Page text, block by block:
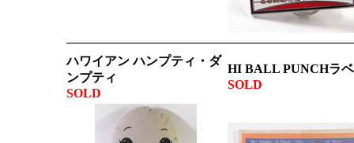
ハワイアン ハンプティ・ダ
ンプティ
SOLD
HI BALL PUNCHラ
SOLD